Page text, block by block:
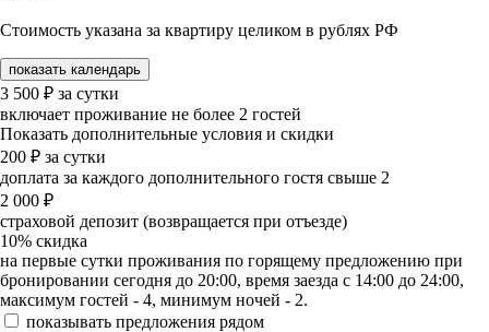
Стоимость указана за квартиру целиком в рублях РФ
показать календарь
3 500 ₽ за сутки
включает проживание не более 2 гостей
Показать дополнительные условия и скидки
200 ₽ за сутки
доплата за каждого дополнительного гостя свыше 2
2 000 ₽
страховой депозит (возвращается при отъезде)
10% скидка
на первые сутки проживания по горящему предложению при
бронировании сегодня до 20:00, время заезда с 14:00 до 24:00,
максимум гостей - 4, минимум ночей - 2.
показывать предложения рядом